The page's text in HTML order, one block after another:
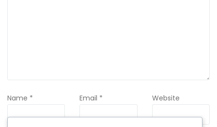
Name * Email * Website